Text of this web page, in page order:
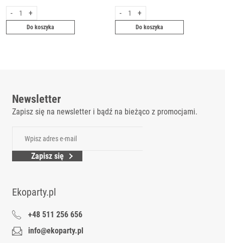
- +
Do koszyka
- +
Do koszyka
Newsletter
Zapisz się na newsletter i bądź na bieżąco z promocjami.
Zapisz się
Ekoparty.pl
+48 511 256 656
info@ekoparty.pl